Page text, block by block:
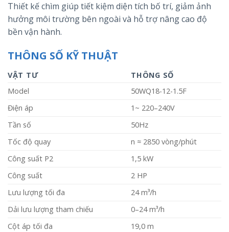
Thiết kế chìm giúp tiết kiệm diện tích bố trí, giảm ảnh
hưởng môi trường bên ngoài và hỗ trợ nâng cao độ
bền vận hành.
THÔNG SỐ KỸ THUẬT
VẬT TƯ
THÔNG SỐ
Model
50WQ18-12-1.5F
Điện áp
1~ 220–240V
Tần số
50Hz
Tốc độ quay
n ≈ 2850 vòng/phút
Công suất P2
1,5 kW
Công suất
2 HP
Lưu lượng tối đa
24 m³/h
Dải lưu lượng tham chiếu
0–24 m³/h
Cột áp tối đa
19,0 m